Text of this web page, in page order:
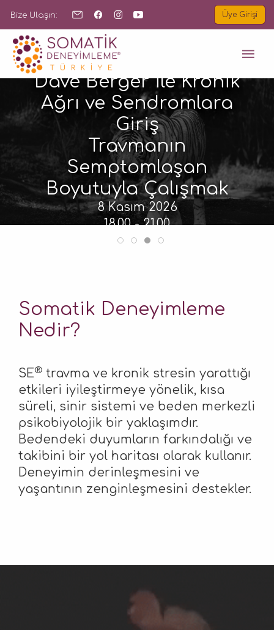
Bize Ulaşın: Üye Girişi
B
Dave Berger ile Kronik
Ağrı ve Sendromlara
Giriş
Travmanın
Semptomlaşan
Boyutuyla Çalışmak
8 Kasım 2026
18.00 - 21.00
Somatik Deneyimleme
Nedir?
SE® travma ve kronik stresin yarattığı
etkileri iyileştirmeye yönelik, kısa
süreli, sinir sistemi ve beden merkezli
psikobiyolojik bir yaklaşımdır.
Bedendeki duyumların farkındalığı ve
takibini bir yol haritası olarak kullanır.
Deneyimin derinleşmesini ve
yaşantının zenginleşmesini destekler.